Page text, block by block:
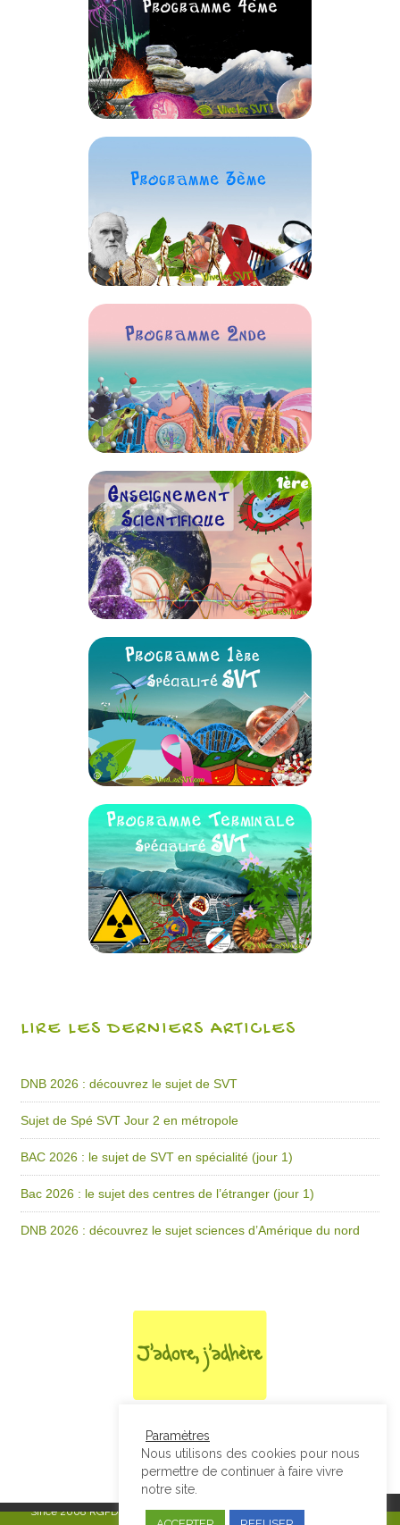
LIRE LES DERNIERS ARTICLES
DNB 2026 : découvrez le sujet de SVT
Sujet de Spé SVT Jour 2 en métropole
BAC 2026 : le sujet de SVT en spécialité (jour 1)
Bac 2026 : le sujet des centres de l’étranger (jour 1)
DNB 2026 : découvrez le sujet sciences d’Amérique du nord
Since 2008RGPD & Mentions Légales|Designed by Studio Thil - Site
Paramètres
Nous utilisons des cookies pour nous
permettre de continuer à faire vivre
notre site.